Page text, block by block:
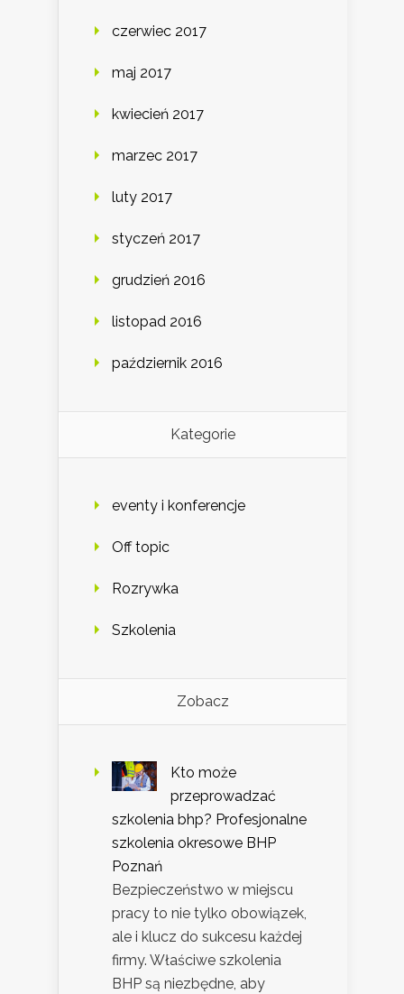
czerwiec 2017
maj 2017
kwiecień 2017
marzec 2017
luty 2017
styczeń 2017
grudzień 2016
listopad 2016
październik 2016
Kategorie
eventy i konferencje
Off topic
Rozrywka
Szkolenia
Zobacz
Kto może
przeprowadzać
szkolenia bhp? Profesjonalne
szkolenia okresowe BHP
Poznań
Bezpieczeństwo w miejscu
pracy to nie tylko obowiązek,
ale i klucz do sukcesu każdej
firmy. Właściwe szkolenia
BHP są niezbędne, aby